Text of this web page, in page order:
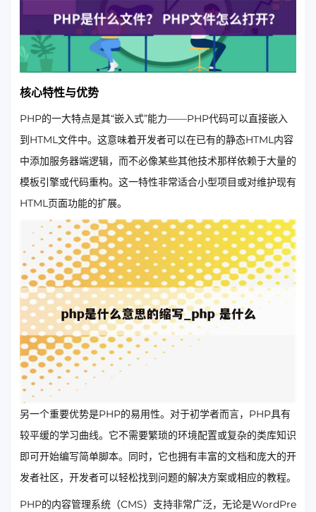
核心特性与优势
PHP的一大特点是其“嵌入式”能力——PHP代码可以直接嵌入
到HTML文件中。这意味着开发者可以在已有的静态HTML内容
中添加服务器端逻辑，而不必像某些其他技术那样依赖于大量的
模板引擎或代码重构。这一特性非常适合小型项目或对维护现有
HTML页面功能的扩展。
另一个重要优势是PHP的易用性。对于初学者而言，PHP具有
较平缓的学习曲线。它不需要繁琐的环境配置或复杂的类库知识
即可开始编写简单脚本。同时，它也拥有丰富的文档和庞大的开
发者社区，开发者可以轻松找到问题的解决方案或相应的教程。
PHP的内容管理系统（CMS）支持非常广泛，无论是WordPre